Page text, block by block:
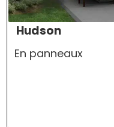
Hudson
En panneaux